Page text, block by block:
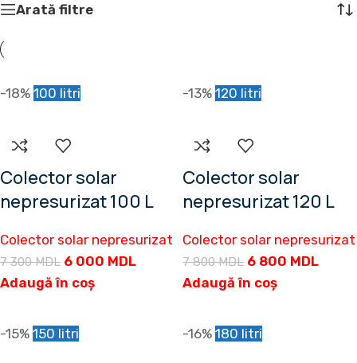
Arată filtre
-18% 100 litri
Colector solar
nepresurizat 100 L
Colector solar nepresurizat
7 300MDL 6 000 MDL
Adaugă în coș
-13% 120 litri
Colector solar
nepresurizat 120 L
Colector solar nepresurizat
7 800MDL 6 800 MDL
Adaugă în coș
-15% 150 litri -16% 180 litri